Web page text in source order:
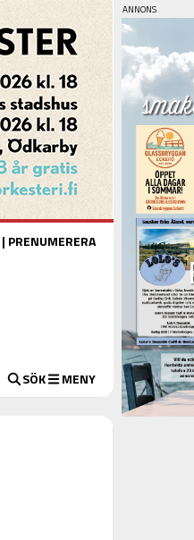
| PRENUMERERA
SÖK MENY